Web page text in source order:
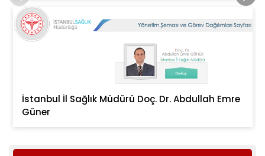
İstanbul İl Sağlık Müdürü Doç. Dr. Abdullah Emre
Güner